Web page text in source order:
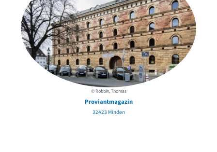
© Robbin, Thomas
Proviantmagazin
32423 Minden